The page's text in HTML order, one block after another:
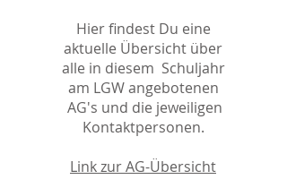
Hier findest Du eine
aktuelle Übersicht über
alle in diesem Schuljahr
am LGW angebotenen
AG's und die jeweiligen
Kontaktpersonen.
Link zur AG-Übersicht